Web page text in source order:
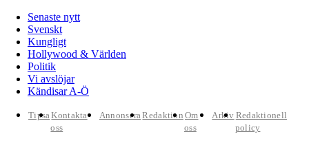
Senaste nytt
Svenskt
Kungligt
Hollywood & Världen
Politik
Vi avslöjar
Kändisar A-Ö
TipsaKontakta
oss
AnnonseraRedaktion Om
oss
Arkiv Redaktionell
policy